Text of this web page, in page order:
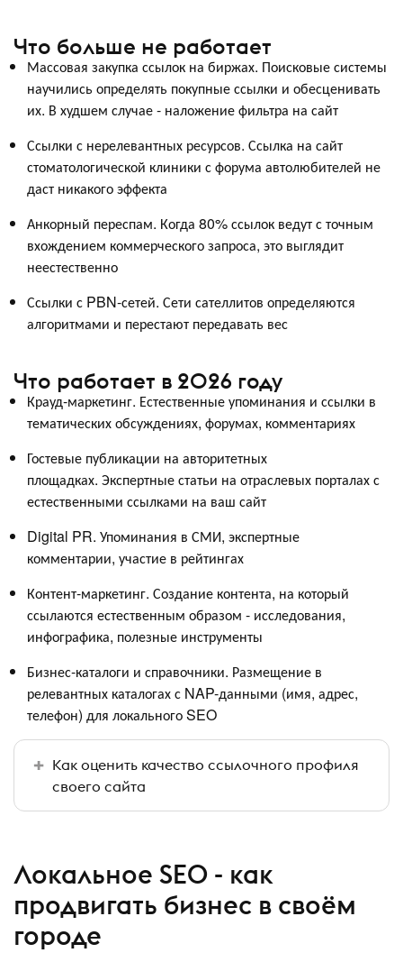
Что больше не работает
Массовая закупка ссылок на биржах. Поисковые системы
научились определять покупные ссылки и обесценивать
их. В худшем случае - наложение фильтра на сайт
Ссылки с нерелевантных ресурсов. Ссылка на сайт
стоматологической клиники с форума автолюбителей не
даст никакого эффекта
Анкорный переспам. Когда 80% ссылок ведут с точным
вхождением коммерческого запроса, это выглядит
неестественно
Ссылки с PBN-сетей. Сети сателлитов определяются
алгоритмами и перестают передавать вес
Что работает в 2026 году
Крауд-маркетинг. Естественные упоминания и ссылки в
тематических обсуждениях, форумах, комментариях
Гостевые публикации на авторитетных
площадках. Экспертные статьи на отраслевых порталах с
естественными ссылками на ваш сайт
Digital PR. Упоминания в СМИ, экспертные
комментарии, участие в рейтингах
Контент-маркетинг. Создание контента, на который
ссылаются естественным образом - исследования,
инфографика, полезные инструменты
Бизнес-каталоги и справочники. Размещение в
релевантных каталогах с NAP-данными (имя, адрес,
телефон) для локального SEO
Как оценить качество ссылочного профиля
своего сайта
Локальное SEO - как
продвигать бизнес в своём
городе